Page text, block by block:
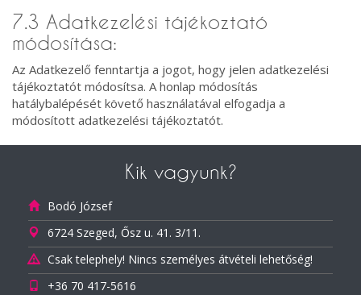
7.3 Adatkezelési tájékoztató
módosítása:
Az Adatkezelő fenntartja a jogot, hogy jelen adatkezelési
tájékoztatót módosítsa. A honlap módosítás
hatálybalépését követő használatával elfogadja a
módosított adatkezelési tájékoztatót.
Kik vagyunk?
Bodó József
6724 Szeged, Ősz u. 41. 3/11.
Csak telephely! Nincs személyes átvételi lehetőség!
+36 70 417-5616